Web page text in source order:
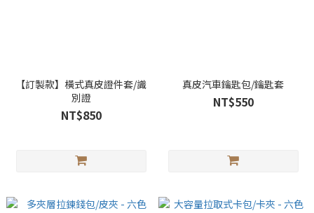
【訂製款】橫式真皮證件套/識
別證
NT$850
真皮汽車鑰匙包/鑰匙套
NT$550